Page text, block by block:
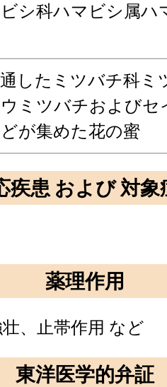
シ科ハマビシ属ハ
したミツバチ科ミ
ミツバチおよびセ
が集めた花の蜜
疾患 および 対象
薬理作用
、止帯作用 など
東洋医学的弁証